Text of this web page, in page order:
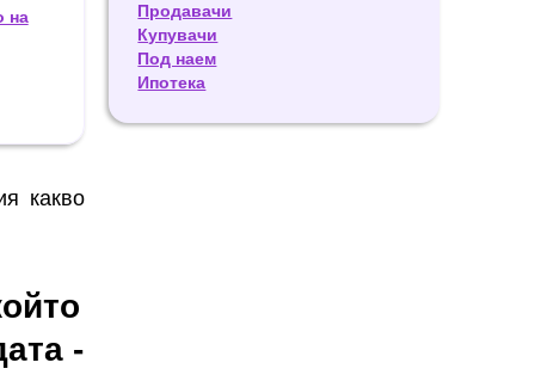
на
какво
-
Продавачи
Купувачи
Под наем
Ипотека